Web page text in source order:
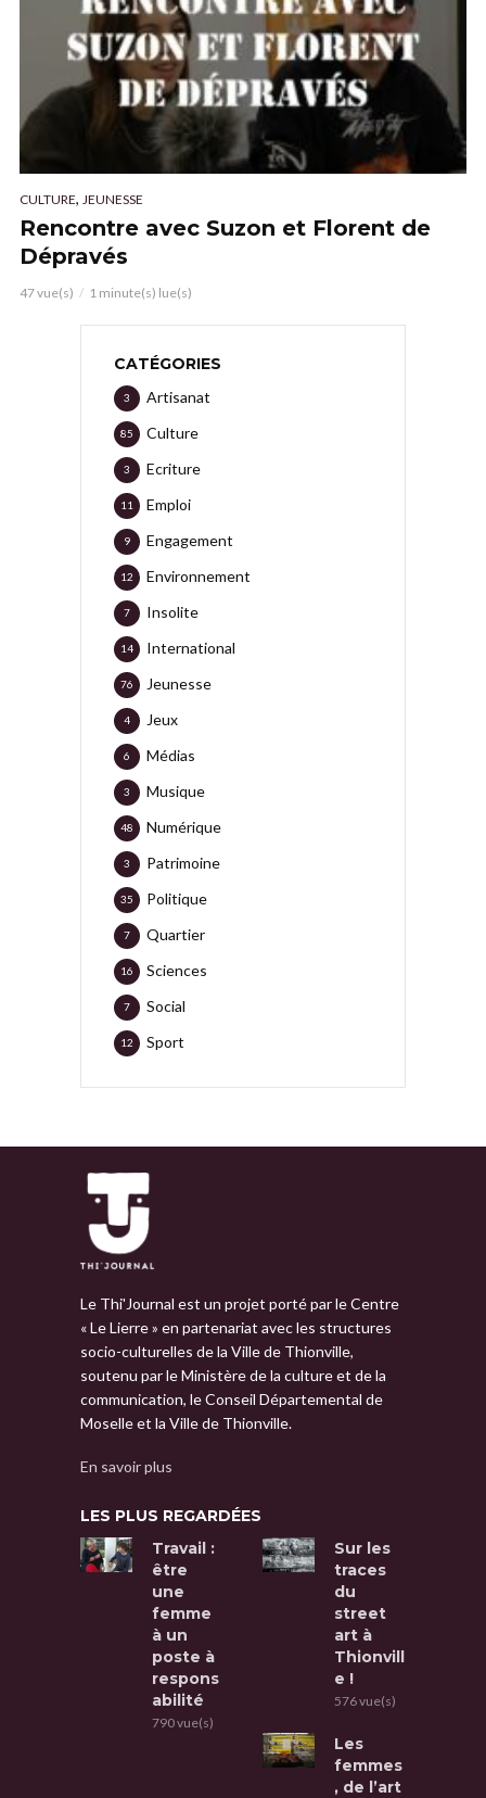
CULTURE, JEUNESSE
Rencontre avec Suzon et Florent de
Dépravés
47 vue(s) 1 minute(s) lue(s)
CATÉGORIES
Artisanat
3
Culture
85
Ecriture
3
Emploi
11
Engagement
9
Environnement
12
Insolite
7
International
14
Jeunesse
76
Jeux
4
Médias
6
Musique
3
Numérique
48
Patrimoine
3
Politique
35
Quartier
7
Sciences
16
Social
7
Sport
12
Le Thi'Journal est un projet porté par le Centre
« Le Lierre » en partenariat avec les structures
socio-culturelles de la Ville de Thionville,
soutenu par le Ministère de la culture et de la
communication, le Conseil Départemental de
Moselle et la Ville de Thionville.
En savoir plus
LES PLUS REGARDÉES
Travail :
être
une
femme
à un
poste à
respons
abilité
790 vue(s)
Sur les
traces
du
street
art à
Thionvill
e !
576 vue(s)
Les
femmes
, de l’art